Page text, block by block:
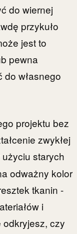
do wiernej
przykuło
jest to
pewna
własnego
projektu bez
zwykłej
użyciu starych
odważny kolor
tkanin -
i
odkryjesz, czy